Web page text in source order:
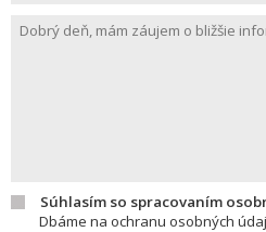
Súhlasím so spracovaním
Dbáme na ochranu osobných